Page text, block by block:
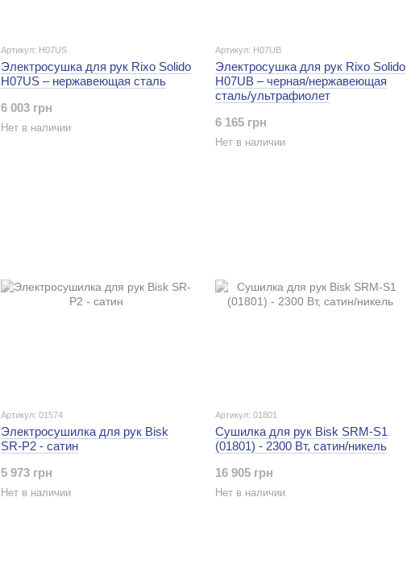
Артикул: H07US
Электросушка для рук Rixo Solido
H07US – нержавеющая сталь
6 003 грн
Нет в наличии
Артикул: H07UB
Электросушка для рук Rixo Solido
H07UB – черная/нержавеющая
сталь/ультрафиолет
6 165 грн
Нет в наличии
Артикул: 01574
Электросушилка для рук Bisk
SR-P2 - сатин
5 973 грн
Нет в наличии
Артикул: 01801
Сушилка для рук Bisk SRM-S1
(01801) - 2300 Вт, сатин/никель
16 905 грн
Нет в наличии